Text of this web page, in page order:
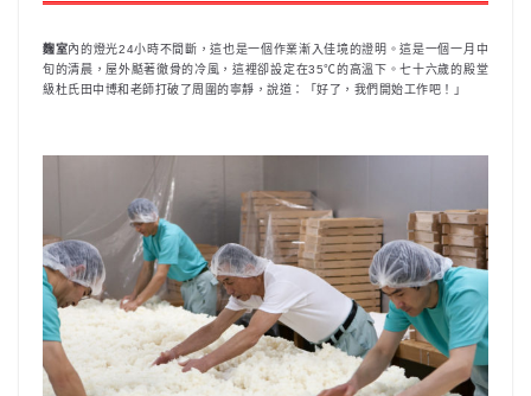
麴室內的燈光24小時不間斷，這也是一個作業漸入佳境的證明。這是一個一月中
旬的清晨，屋外颳著徹骨的冷風，這裡卻設定在35℃的高溫下。七十六歲的殿堂
級杜氏田中博和老師打破了周圍的寧靜，說道：「好了，我們開始工作吧！」